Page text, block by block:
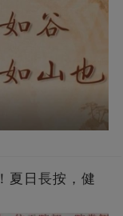
夏日長按，健